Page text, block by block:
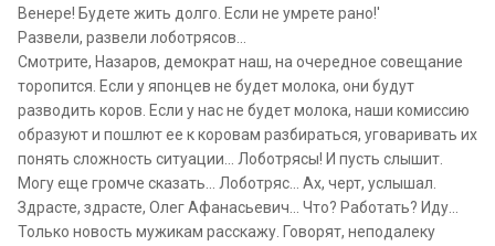
Венере! Будете жить долго. Если не умрете рано!'
Развели, развели лоботрясов...
Смотрите, Назаров, демократ наш, на очередное совещание
торопится. Если у японцев не будет молока, они будут
разводить коров. Если у нас не будет молока, наши комиссию
образуют и пошлют ее к коровам разбираться, уговаривать их
понять сложность ситуации... Лоботрясы! И пусть слышит.
Могу еще громче сказать... Лоботряс... Ах, черт, услышал.
Здрасте, здрасте, Олег Афанасьевич... Что? Работать? Иду...
Только новость мужикам расскажу. Говорят, неподалеку